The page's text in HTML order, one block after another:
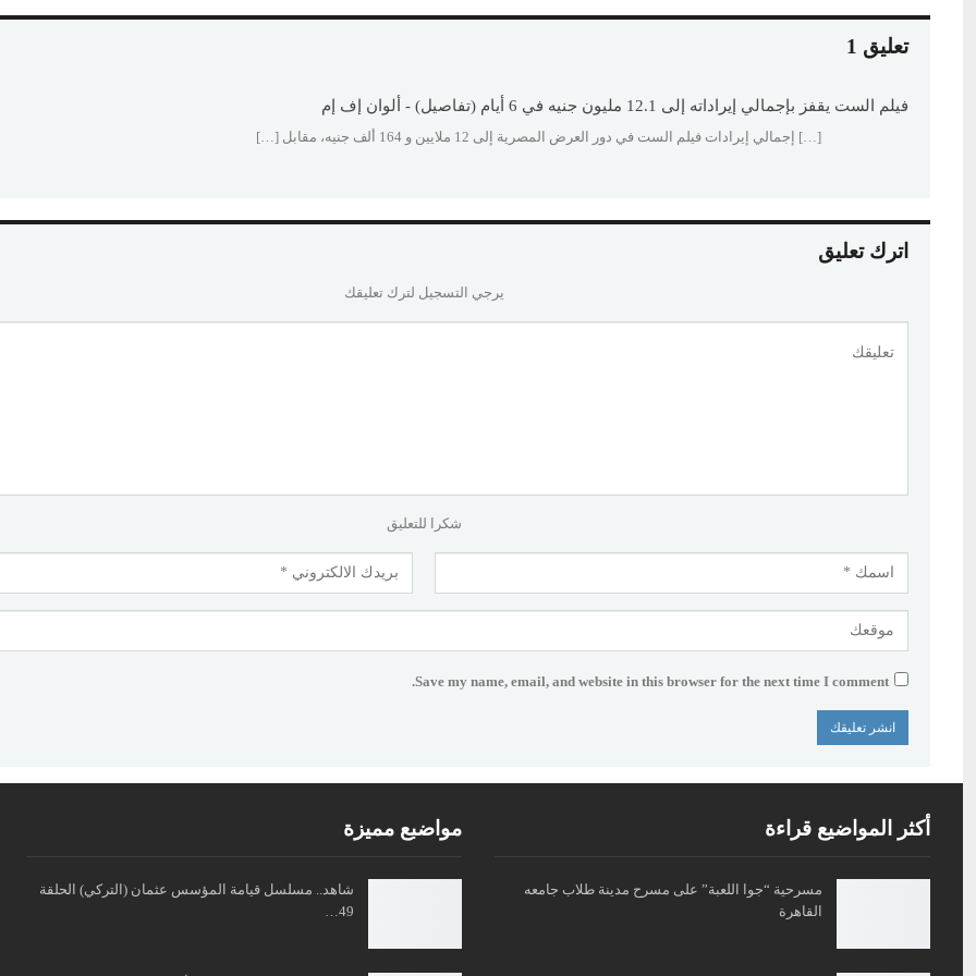
تعليق 1
فيلم الست يقفز بإجمالي إيراداته إلى 12.1 مليون جنيه في 6 أيام (تفاصيل) - ألوان إف إم
[…] إجمالي إيرادات فيلم الست في دور العرض المصرية إلى 12 ملايين و 164 ألف جنيه، مقابل […]
اترك تعليق
يرجي التسجيل لترك تعليقك
شكرا للتعليق
Save my name, email, and website in this browser for the next time I comment.
أكثر المواضيع قراءة
مسرحية “جوا اللعبة” على مسرح مدينة طلاب جامعه
القاهرة
مواضبع مميزة
شاهد.. مسلسل قيامة المؤسس عثمان (التركي) الحلقة
49…